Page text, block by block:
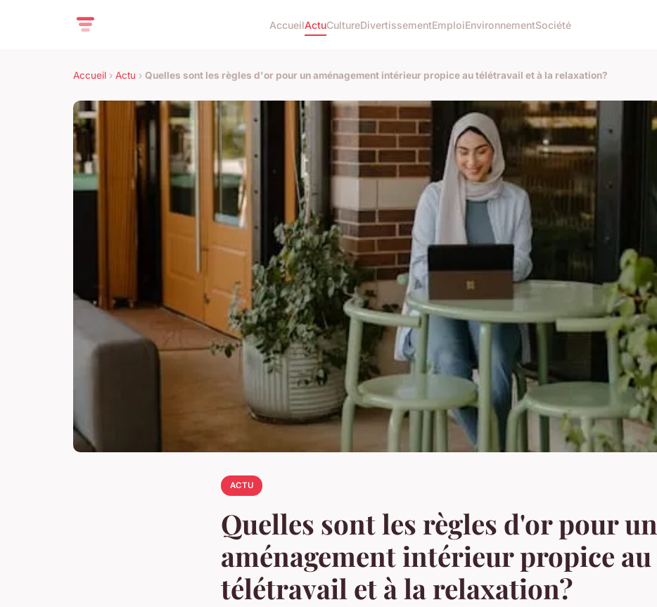
AccueilActuCultureDivertissementEmploiEnvironnementSociété
Accueil › Actu › Quelles sont les règles d'or pour un aménagement intérieur propice au télétravail et à la relaxation?
ACTU
Quelles sont les règles d'or pour un
aménagement intérieur propice au
télétravail et à la relaxation?